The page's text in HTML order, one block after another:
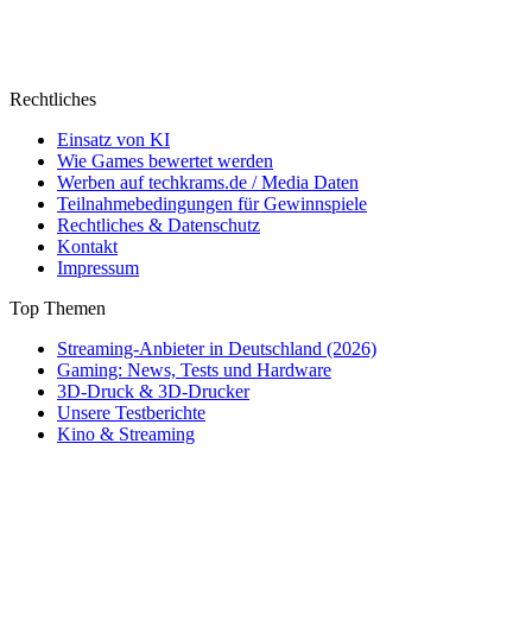
Rechtliches
Einsatz von KI
Wie Games bewertet werden
Werben auf techkrams.de / Media Daten
Teilnahmebedingungen für Gewinnspiele
Rechtliches & Datenschutz
Kontakt
Impressum
Top Themen
Streaming-Anbieter in Deutschland (2026)
Gaming: News, Tests und Hardware
3D-Druck & 3D-Drucker
Unsere Testberichte
Kino & Streaming